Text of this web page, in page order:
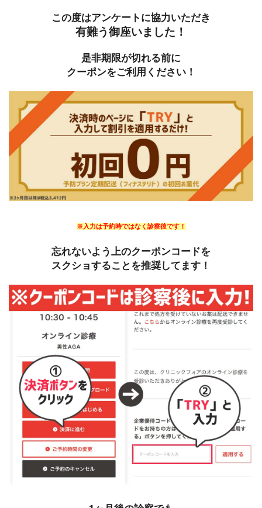
この度はアンケートに協力いただき
有難う御座いました！
是非期限が切れる前に
クーポンをご利用ください！
※入力は予約時ではなく診察後です！
忘れないよう上のクーポンコードを
スクショすることを推奨してます！